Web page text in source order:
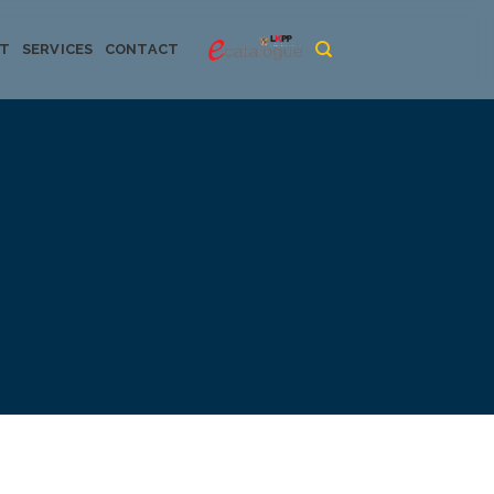
SERVICES CONTACT